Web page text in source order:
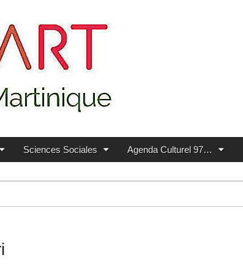
Sciences Sociales Agenda Culturel 97…